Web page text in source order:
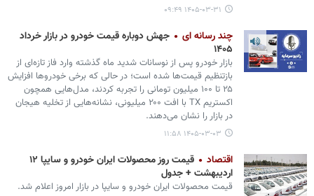
۱۴۰۵-۰۳-۳۱ ۰۹:۴۹
چند رسانه ای
جهش دوباره قیمت خودرو در بازار خرداد
۱۴۰۵
بازار خودرو پس از نوسانات شدید ماه گذشته وارد فاز تازه‌ای از
بازتنظیم قیمت‌ها شده است؛ در حالی که برخی خودروها افزایش
۲۵ تا ۱۰۰ میلیون تومانی را تجربه کردند، مدل‌هایی همچون
اکستریم TX با افت ۲۰۰ میلیونی، نشانه‌هایی از تخلیه هیجان
در بازار را نشان می‌دهند.
۱۴۰۵-۰۳-۰۳ ۱۱:۵۸
اقتصاد
قیمت روز محصولات ایران خودرو و سایپا ۱۲
اردیبهشت + جدول
قیمت محصولات ایران‌ خودرو و سایپا در بازار امروز اعلام شد.